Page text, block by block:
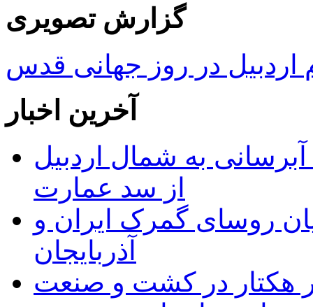
گزارش تصویری
در روز جهانی قدس
آخرین اخبار
ماده ۲۳ طرح آبرسانی به شمال اردبیل
از سد عمارت
روسای گمرک ایران و
آذربایجان
هکتار در کشت و صنعت